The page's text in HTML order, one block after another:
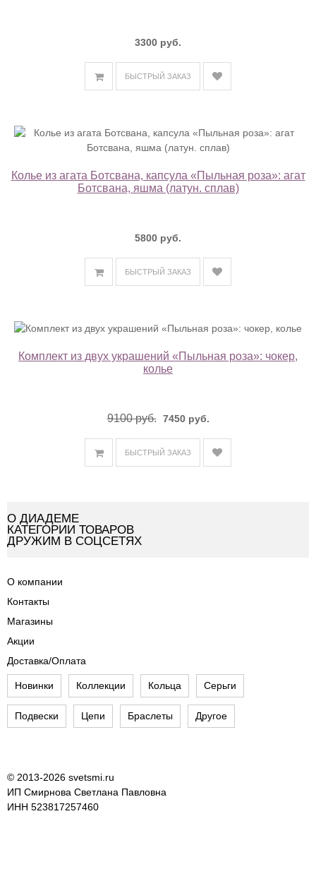
3300 руб.
БЫСТРЫЙ ЗАКАЗ
Колье из агата Ботсвана, капсула «Пыльная роза»: агат
Ботсвана, яшма (латун. сплав)
5800 руб.
БЫСТРЫЙ ЗАКАЗ
Комплект из двух украшений «Пыльная роза»: чокер,
колье
9100 руб. 7450 руб.
БЫСТРЫЙ ЗАКАЗ
О ДИАДЕМЕ
КАТЕГОРИИ ТОВАРОВ
ДРУЖИМ В СОЦСЕТЯХ
О компании
Контакты
Магазины
Акции
Доставка/Оплата
Новинки Коллекции Кольца Серьги
Подвески Цепи Браслеты Другое
© 2013-2026 svetsmi.ru
ИП Смирнова Светлана Павловна
ИНН 523817257460